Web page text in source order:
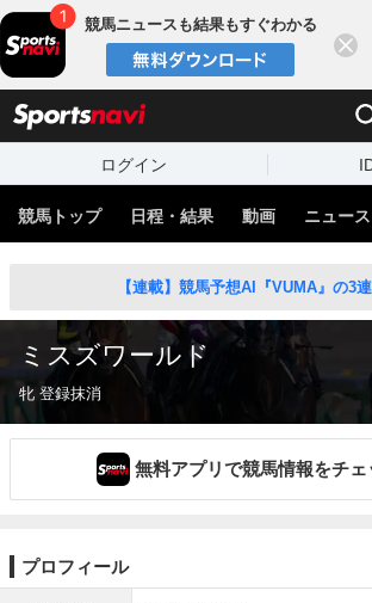
競馬ニュースも結果もすぐわかる
ログイン
競馬トップ 日程・結果 動画 ニュース
【連載】競馬予想AI『VUMA』の3
ミスズワールド
牝 登録抹消
無料アプリで競馬情報をチェ
プロフィール